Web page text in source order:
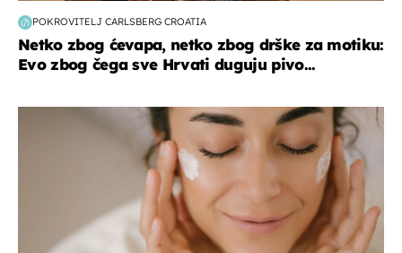
POKROVITELJ CARLSBERG CROATIA
Netko zbog ćevapa, netko zbog drške za motiku:
Evo zbog čega sve Hrvati duguju pivo...
moda & ljepota